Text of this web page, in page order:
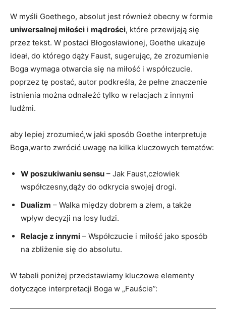
W myśli Goethego, absolut jest również obecny w formie
uniwersalnej miłości i mądrości, które przewijają się
przez tekst. W postaci Błogosławionej, Goethe ukazuje
ideał, do którego dąży Faust, sugerując, że zrozumienie
Boga wymaga otwarcia się na miłość i współczucie.
poprzez tę postać, autor podkreśla, że pełne znaczenie
istnienia można odnaleźć tylko w relacjach z innymi
ludźmi.
aby lepiej zrozumieć,w jaki sposób Goethe interpretuje
Boga,warto zwrócić uwagę na kilka kluczowych tematów:
W poszukiwaniu sensu – Jak Faust,człowiek
współczesny,dąży do odkrycia swojej drogi.
Dualizm – Walka między dobrem a złem, a także
wpływ decyzji na losy ludzi.
Relacje z innymi – Współczucie i miłość jako sposób
na zbliżenie się do absolutu.
W tabeli poniżej przedstawiamy kluczowe elementy
dotyczące interpretacji Boga w „Fauście”: